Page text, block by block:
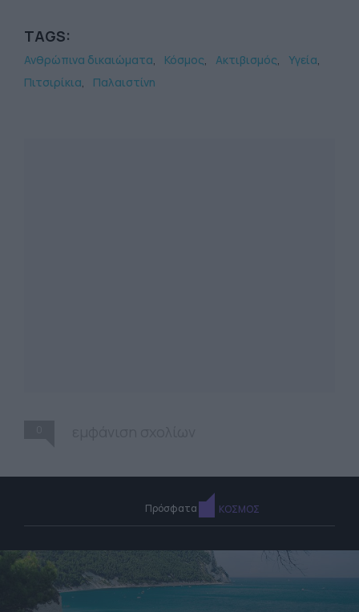
TAGS:
Ανθρώπινα δικαιώματα Κόσμος Ακτιβισμός
Υγεία
Πιτσιρίκια
Παλαιστίνη
Πρόσφατα ΚΟΣΜΟΣ